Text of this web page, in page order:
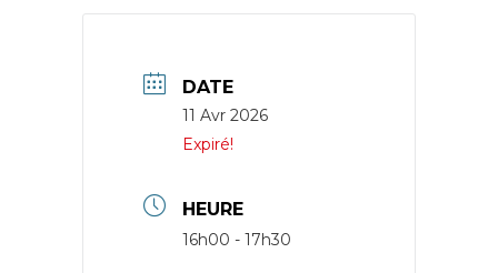
DATE
11 Avr 2026
Expiré!
HEURE
16h00 - 17h30